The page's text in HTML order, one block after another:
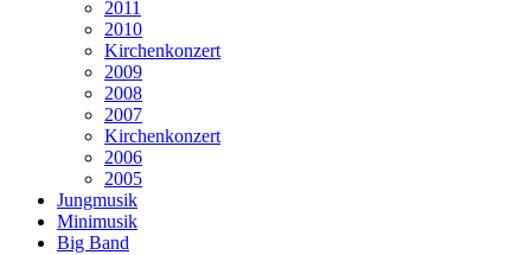
2011
2010
Kirchenkonzert
2009
2008
2007
Kirchenkonzert
2006
2005
Jungmusik
Minimusik
Big Band